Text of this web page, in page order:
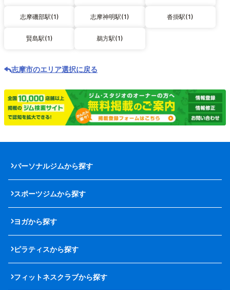
志摩磯部駅(1) 志摩神明駅(1) 沓掛駅(1)
賢島駅(1) 鵜方駅(1)
志摩市のエリア選択に戻る
パーソナルジムから探す
スポーツジムから探す
ヨガから探す
ピラティスから探す
フィットネスクラブから探す